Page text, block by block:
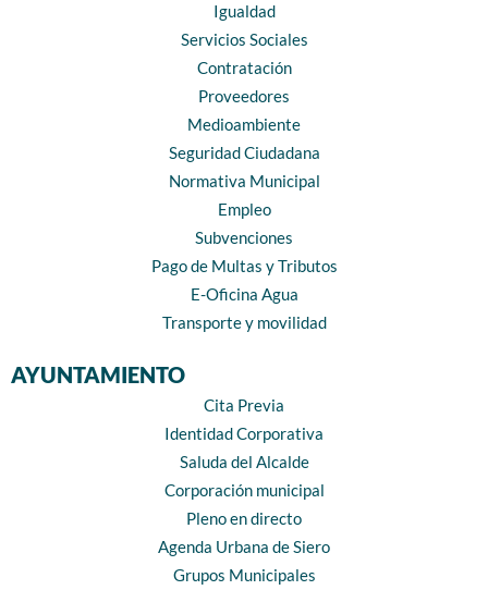
Igualdad
Servicios Sociales
Contratación
Proveedores
Medioambiente
Seguridad Ciudadana
Normativa Municipal
Empleo
Subvenciones
Pago de Multas y Tributos
E-Oficina Agua
Transporte y movilidad
AYUNTAMIENTO
Cita Previa
Identidad Corporativa
Saluda del Alcalde
Corporación municipal
Pleno en directo
Agenda Urbana de Siero
Grupos Municipales